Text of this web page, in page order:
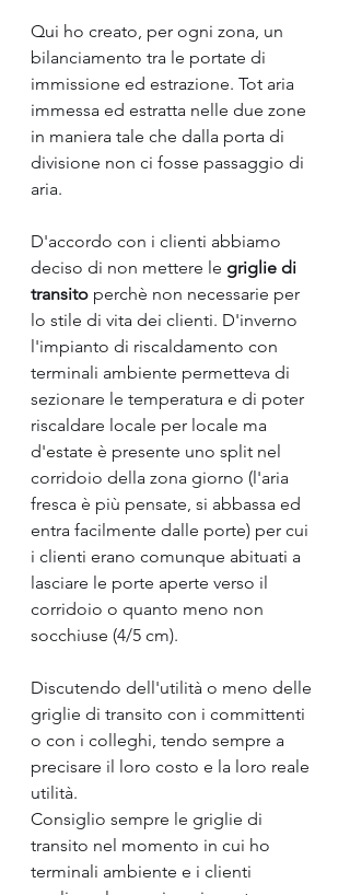
Qui ho creato, per ogni zona, un
bilanciamento tra le portate di
immissione ed estrazione. Tot aria
immessa ed estratta nelle due zone
in maniera tale che dalla porta di
divisione non ci fosse passaggio di
aria.
D'accordo con i clienti abbiamo
deciso di non mettere le griglie di
transito perchè non necessarie per
lo stile di vita dei clienti. D'inverno
l'impianto di riscaldamento con
terminali ambiente permetteva di
sezionare le temperatura e di poter
riscaldare locale per locale ma
d'estate è presente uno split nel
corridoio della zona giorno (l'aria
fresca è più pensate, si abbassa ed
entra facilmente dalle porte) per cui
i clienti erano comunque abituati a
lasciare le porte aperte verso il
corridoio o quanto meno non
socchiuse (4/5 cm).
Discutendo dell'utilità o meno delle
griglie di transito con i committenti
o con i colleghi, tendo sempre a
precisare il loro costo e la loro reale
utilità.
Consiglio sempre le griglie di
transito nel momento in cui ho
terminali ambiente e i clienti